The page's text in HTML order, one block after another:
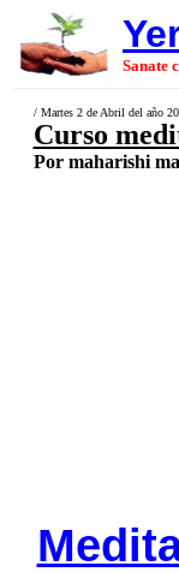
Sanate
/ Martes 2 de Abril del año
Curso
Por maharishi